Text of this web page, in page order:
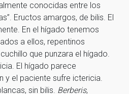
conocidas entre los
Eructos amargos, de bilis. El
En el hígado tenemos
a ellos, repentinos
que punzara el hígado.
El hígado parece
y el paciente sufre ictericia.
sin bilis. Berberis,